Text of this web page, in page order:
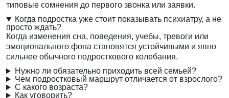
типовые сомнения до первого звонка или заявки.
Когда подростка уже стоит показывать психиатру, а не
просто ждать?
Когда изменения сна, поведения, учебы, тревоги или
эмоционального фона становятся устойчивыми и явно
сильнее обычного подросткового колебания.
Нужно ли обязательно приходить всей семьей?
Чем подростковый маршрут отличается от взрослого?
С какого возраста?
Как уговорить?